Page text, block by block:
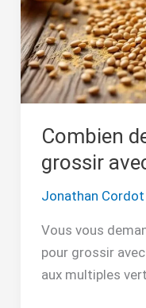
Combien
grossir
Jonathan Cordot
Vous vous
pour grossir
aux multiples
avec
fenugrec
?